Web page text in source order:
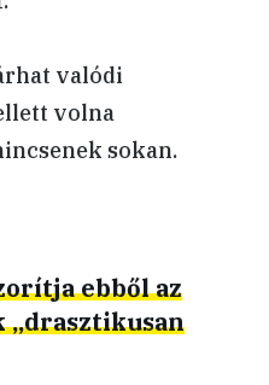
valódi
volna
sokan.
ebből az
„drasztikusan